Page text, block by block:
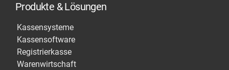
Produkte & Lösungen
Kassensysteme
Kassensoftware
Registrierkasse
Warenwirtschaft